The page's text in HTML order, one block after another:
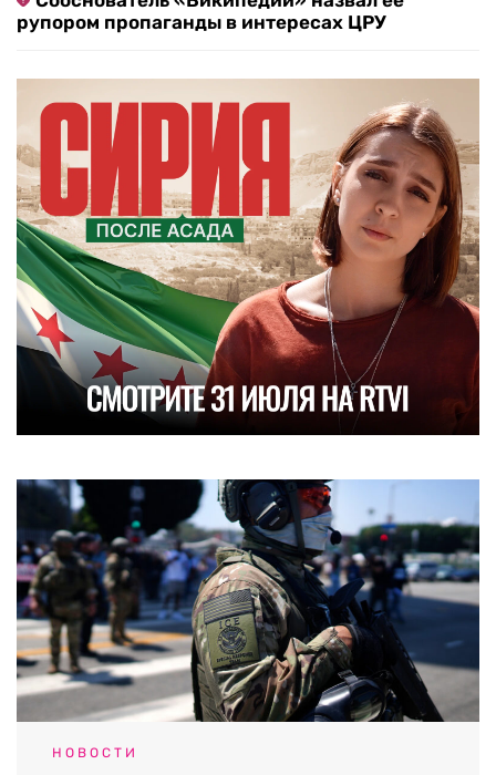
рупором пропаганды в интересах ЦРУ
НОВОСТИ